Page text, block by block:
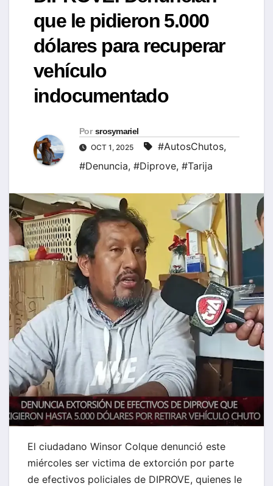
que le pidieron 5.000
dólares para recuperar
vehículo
indocumentado
Por srosymariel
OCT 1, 2025 #AutosChutos,
#Denuncia, #Diprove, #Tarija
El ciudadano Winsor Colque denunció este
miércoles ser victima de extorción por parte
de efectivos policiales de DIPROVE, quienes le